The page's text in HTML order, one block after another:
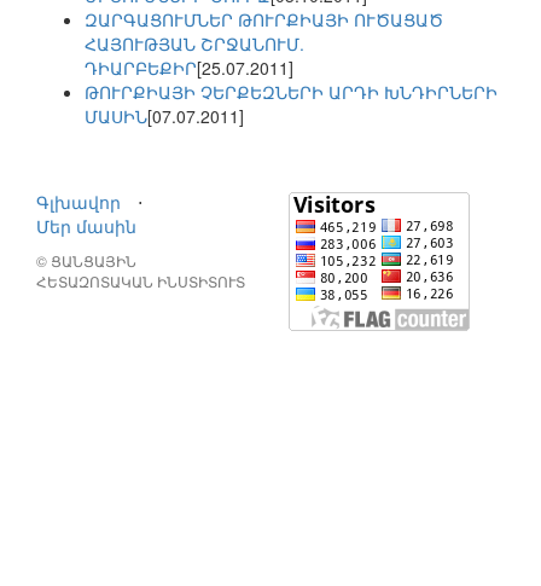
ԶԱՐԳԱՑՈՒՄՆԵՐ ԹՈՒՐՔԻԱՅԻ ՈՒԾԱՑԱԾ
ՀԱՅՈՒԹՅԱՆ ՇՐՋԱՆՈՒՄ.
ԴԻԱՐԲԵՔԻՐ[25.07.2011]
ԹՈՒՐՔԻԱՅԻ ՉԵՐՔԵԶՆԵՐԻ ԱՐԴԻ ԽՆԴԻՐՆԵՐԻ
ՄԱՍԻՆ[07.07.2011]
Գլխավոր
⋅
Մեր մասին
© ՑԱՆՑԱՅԻՆ
ՀԵՏԱԶՈՏԱԿԱՆ ԻՆՍՏԻՏՈՒՏ